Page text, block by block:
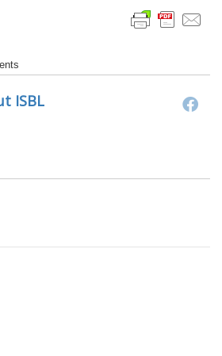
ISBL